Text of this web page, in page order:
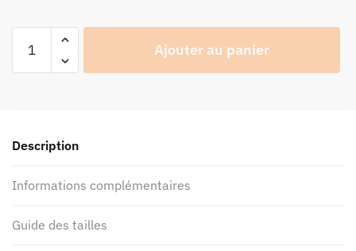
Tee-
personnalisé
Carbone
Ajouter au panier
Description
Informations complémentaires
Guide des tailles